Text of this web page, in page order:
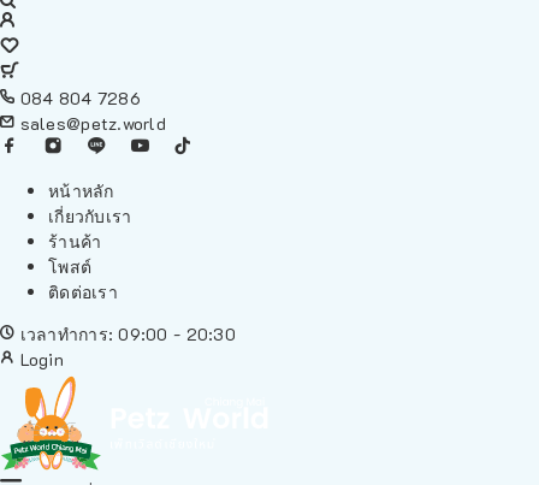
084 804 7286
sales@petz.world
หน้าหลัก
เกี่ยวกับเรา
ร้านค้า
โพสต์
ติดต่อเรา
เวลาทำการ: 09:00 - 20:30
Login